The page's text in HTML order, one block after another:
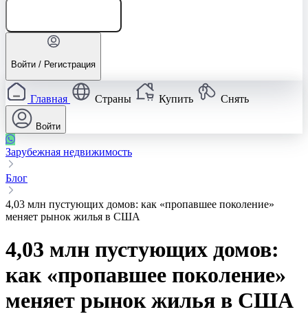
Войти / Регистрация
Главная Страны Купить Снять
Войти
Зарубежная недвижимость
Блог
4,03 млн пустующих домов: как «пропавшее поколение»
меняет рынок жилья в США
4,03 млн пустующих домов:
как «пропавшее поколение»
меняет рынок жилья в США